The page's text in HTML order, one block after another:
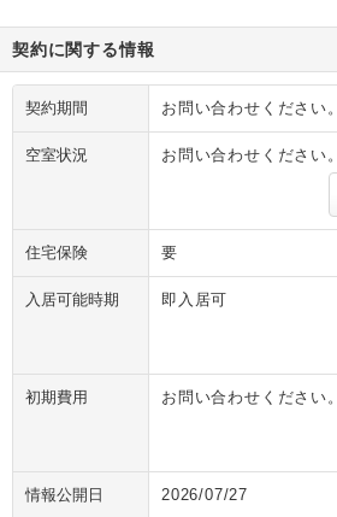
契約に関する情報
契約期間 お問い合わせください。
空室状況 お問い合わせください。
住宅保険 要
入居可能時期 即入居可
初期費用 お問い合わせください。
情報公開日 2026/07/27